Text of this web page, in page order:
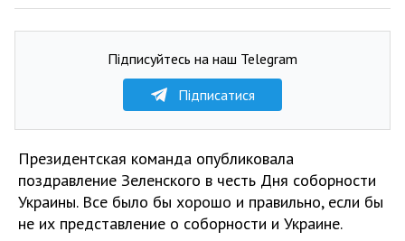
Підписуйтесь на наш Telegram
Підписатися
Президентская команда опубликовала
поздравление Зеленского в честь Дня соборности
Украины. Все было бы хорошо и правильно, если бы
не их представление о соборности и Украине.